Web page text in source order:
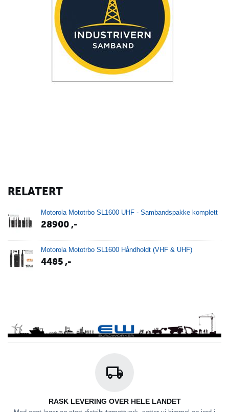
RELATERT
Motorola ​Mototrbo SL1600 UHF - Sambandspakke komplett
28900,-
Motorola ​Mototrbo SL1600 Håndholdt (VHF & UHF)
4485,-
RASK LEVERING OVER HELE LANDET